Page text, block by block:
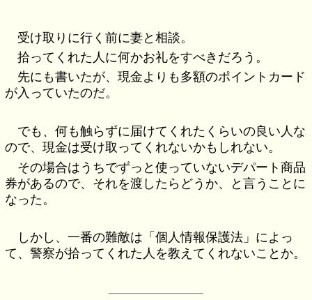
受け取りに行く前に妻と相談。
拾ってくれた人に何かお礼をすべきだろう。
先にも書いたが、現金よりも多額のポイントカード
が入っていたのだ。
でも、何も触らずに届けてくれたくらいの良い人な
ので、現金は受け取ってくれないかもしれない。
その場合はうちでずっと使っていないデパート商品
券があるので、それを渡したらどうか、と言うことに
なった。
しかし、一番の難敵は「個人情報保護法」によっ
て、警察が拾ってくれた人を教えてくれないことか。